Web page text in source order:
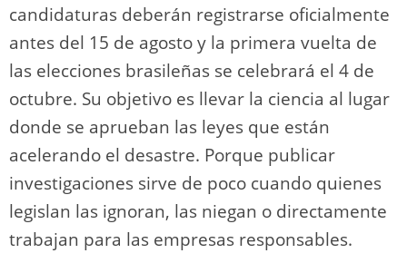
candidaturas deberán registrarse oficialmente
antes del 15 de agosto y la primera vuelta de
las elecciones brasileñas se celebrará el 4 de
octubre. Su objetivo es llevar la ciencia al lugar
donde se aprueban las leyes que están
acelerando el desastre. Porque publicar
investigaciones sirve de poco cuando quienes
legislan las ignoran, las niegan o directamente
trabajan para las empresas responsables.